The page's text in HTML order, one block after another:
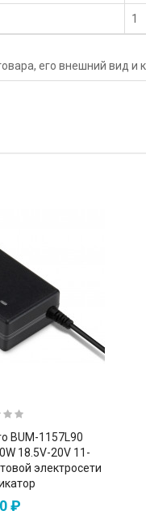
1
его внешний вид
BUM-1157L90
18.5V-20V 11-
электросети
₽